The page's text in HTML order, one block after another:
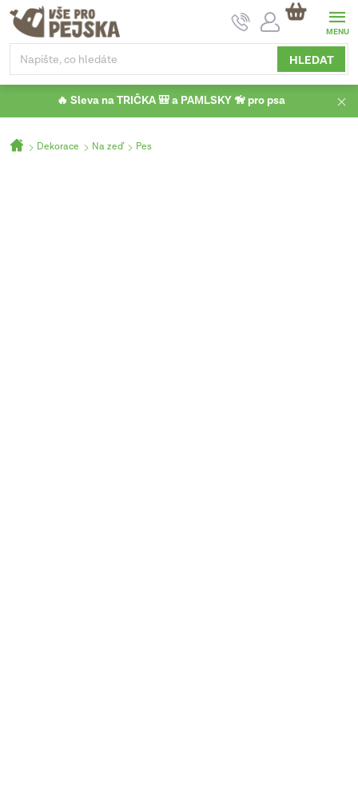
Přejít
obsah
HLEDAT
NÁKUPNÍ
KOŠÍK
🔥 Sleva na TRIČKA 🎒 a PAMLSKY 🦮 pro psa
DomůDekorace Na zeď Pes